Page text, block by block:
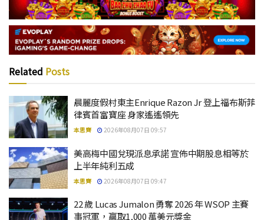
Related Posts
晨麗度假村東主Enrique Razon Jr 登上福布斯菲
律賓首富寶座 身家遙遙領先
本思齊 2026年08月07日 09:57
美高梅中國兌現派息承諾 宣佈中期股息相等於
上半年純利五成
本思齊 2026年08月07日 09:47
22 歲 Lucas Jumalon 勇奪 2026 年 WSOP 主賽
事冠軍，贏取1,000 萬美元獎金